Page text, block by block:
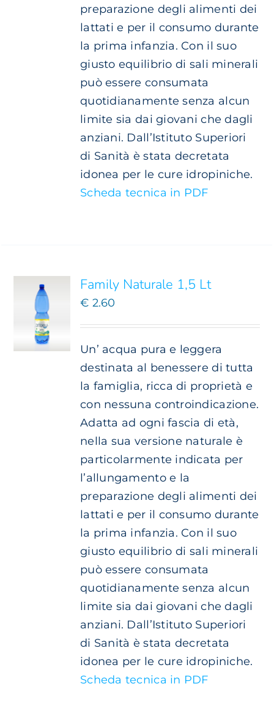
preparazione degli alimenti dei
lattati e per il consumo durante
la prima infanzia. Con il suo
giusto equilibrio di sali minerali
può essere consumata
quotidianamente senza alcun
limite sia dai giovani che dagli
anziani. Dall’Istituto Superiori
di Sanità è stata decretata
idonea per le cure idropiniche.
Scheda tecnica in PDF
Family Naturale 1,5 Lt
€ 2.60
Un’ acqua pura e leggera
destinata al benessere di tutta
la famiglia, ricca di proprietà e
con nessuna controindicazione.
Adatta ad ogni fascia di età,
nella sua versione naturale è
particolarmente indicata per
l’allungamento e la
preparazione degli alimenti dei
lattati e per il consumo durante
la prima infanzia. Con il suo
giusto equilibrio di sali minerali
può essere consumata
quotidianamente senza alcun
limite sia dai giovani che dagli
anziani. Dall’Istituto Superiori
di Sanità è stata decretata
idonea per le cure idropiniche.
Scheda tecnica in PDF